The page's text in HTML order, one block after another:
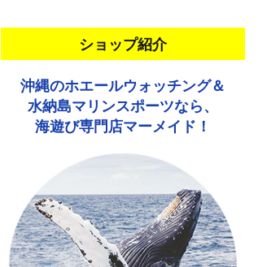
ショップ紹介
沖縄のホエールウォッチング＆
水納島マリンスポーツなら、
海遊び専門店マーメイド！